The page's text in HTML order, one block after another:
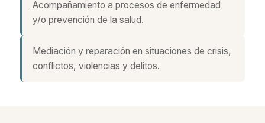
Acompañamiento a procesos de enfermedad
y/o prevención de la salud.
Mediación y reparación en situaciones de crisis,
conflictos, violencias y delitos.